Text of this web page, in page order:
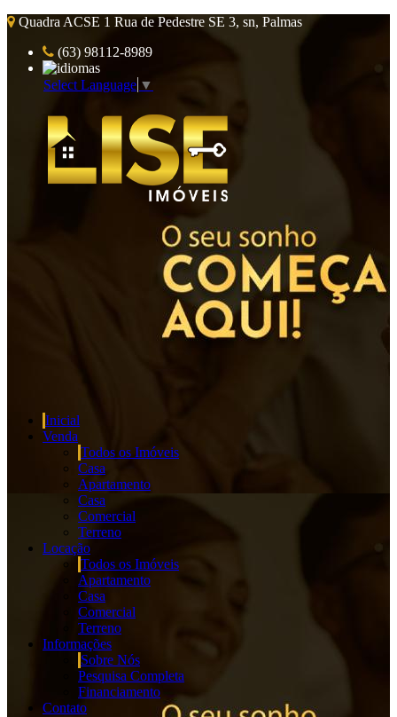
Quadra ACSE 1 Rua de Pedestre SE 3, sn, Palmas
(63) 98112-8989
Select Language ▼
Inicial
Venda
Todos os Imóveis
Casa
Apartamento
Casa
Comercial
Terreno
Locação
Todos os Imóveis
Apartamento
Casa
Comercial
Terreno
Informações
Sobre Nós
Pesquisa Completa
Financiamento
Contato